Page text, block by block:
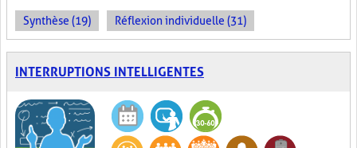
Synthèse (19) Réflexion individuelle (31)
INTERRUPTIONS INTELLIGENTES